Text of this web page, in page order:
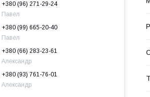
+380 (96) 271-29-24
Павел
+380 (99) 665-20-40
Павел
+380 (66) 283-23-61
Александр
+380 (93) 761-76-01
Александр